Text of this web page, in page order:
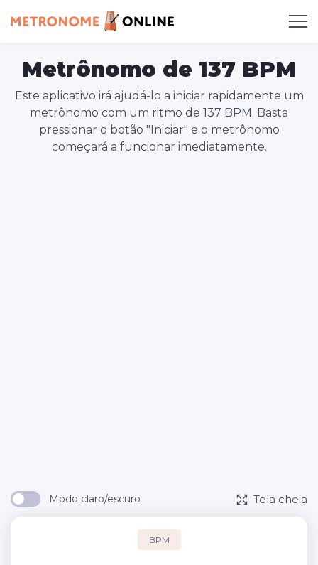
Metrônomo de 137 BPM
Este aplicativo irá ajudá-lo a iniciar rapidamente um
metrônomo com um ritmo de 137 BPM. Basta
pressionar o botão "Iniciar" e o metrônomo
começará a funcionar imediatamente.
Modo claro/escuro Tela cheia
BPM